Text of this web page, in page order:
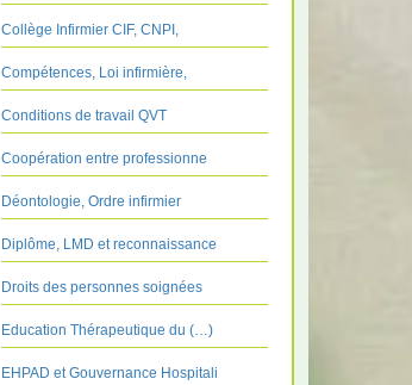
Collège Infirmier CIF, CNPI,
Compétences, Loi infirmière,
Conditions de travail QVT
Coopération entre professionne
Déontologie, Ordre infirmier
Diplôme, LMD et reconnaissance
Droits des personnes soignées
Education Thérapeutique du (…)
EHPAD et Gouvernance Hospitali